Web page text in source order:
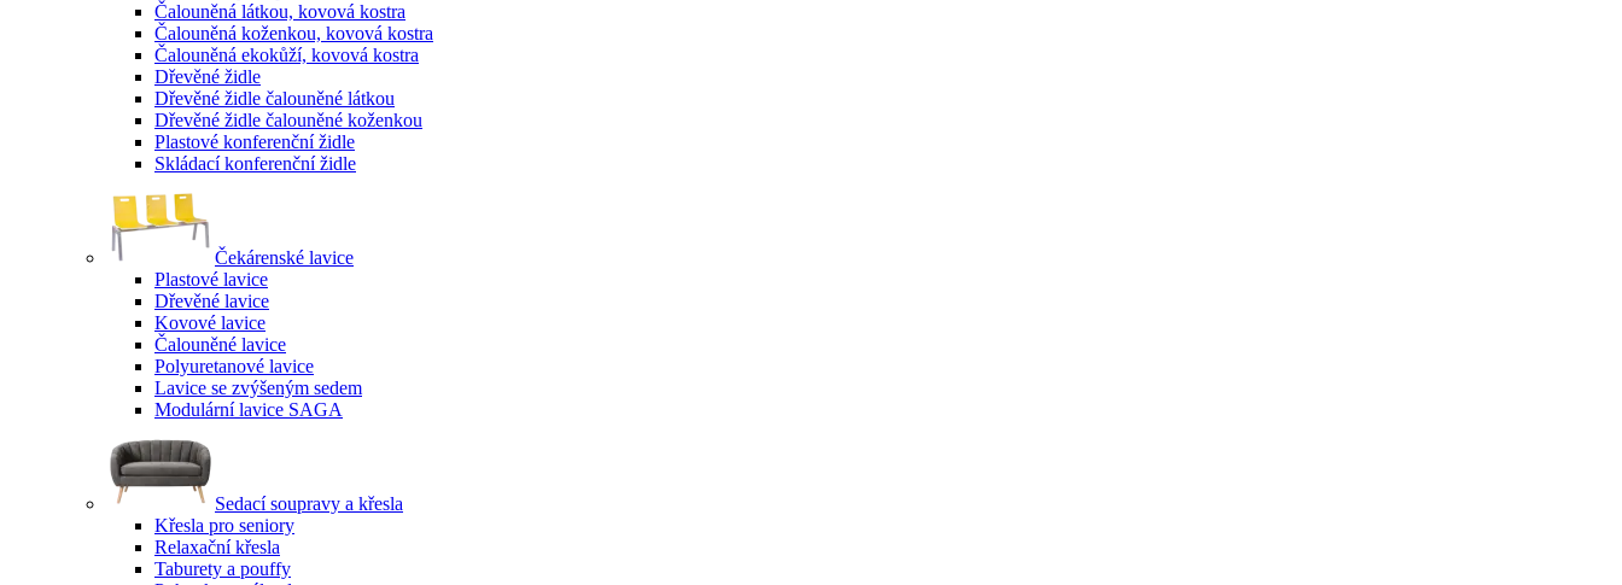
Čalouněná látkou, kovová kostra
Čalouněná koženkou, kovová kostra
Čalouněná ekokůží, kovová kostra
Dřevěné židle
Dřevěné židle čalouněné látkou
Dřevěné židle čalouněné koženkou
Plastové konferenční židle
Skládací konferenční židle
Čekárenské lavice
Plastové lavice
Dřevěné lavice
Kovové lavice
Čalouněné lavice
Polyuretanové lavice
Lavice se zvýšeným sedem
Modulární lavice SAGA
Sedací soupravy a křesla
Křesla pro seniory
Relaxační křesla
Taburety a pouffy